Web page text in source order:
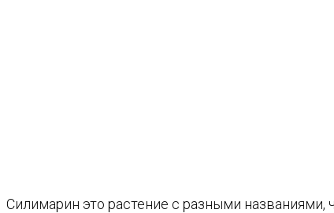
Силимарин это растение с разными названиями,